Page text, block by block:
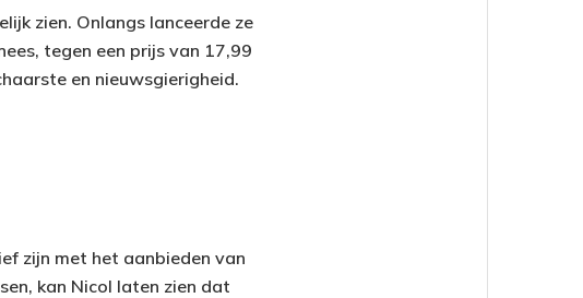
zien. Onlangs lanceerde ze
tegen een prijs van 17,99
en nieuwsgierigheid.
zijn met het aanbieden van
kan Nicol laten zien dat